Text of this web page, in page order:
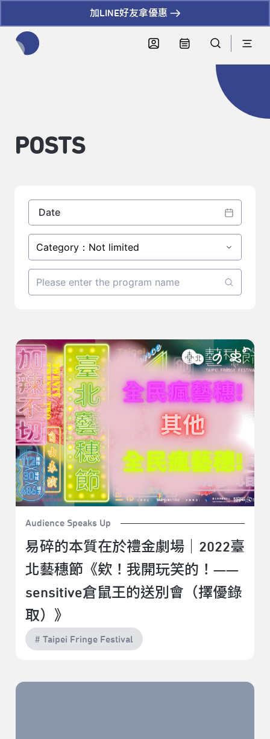
加LINE好友拿優惠
POSTS
Category：Not limited
易碎的本質在於禮金劇場｜2022臺北藝穗節《欸！我開
玩笑的！——sensitive倉鼠王的送別會（擇優錄取）》
Audience Speaks Up
易碎的本質在於禮金劇場｜2022臺
北藝穗節《欸！我開玩笑的！——
sensitive倉鼠王的送別會（擇優錄
取）》
# Taipei Fringe Festival
「騷」，新世代人的雙重性｜2022臺北藝穗節《騷人》